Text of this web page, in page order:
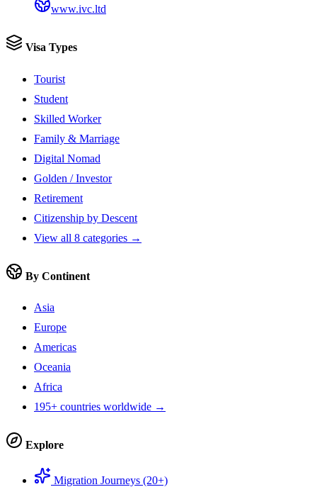
www.ivc.ltd
Visa Types
Tourist
Student
Skilled Worker
Family & Marriage
Digital Nomad
Golden / Investor
Retirement
Citizenship by Descent
View all 8 categories →
By Continent
Asia
Europe
Americas
Oceania
Africa
195+ countries worldwide →
Explore
Migration Journeys (20+)